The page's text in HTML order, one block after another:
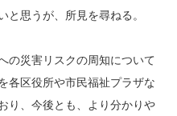
と思うが、所見を尋ねる。
災害リスクの周知について
各区役所や市民福祉プラザな
り、今後とも、より分かりや